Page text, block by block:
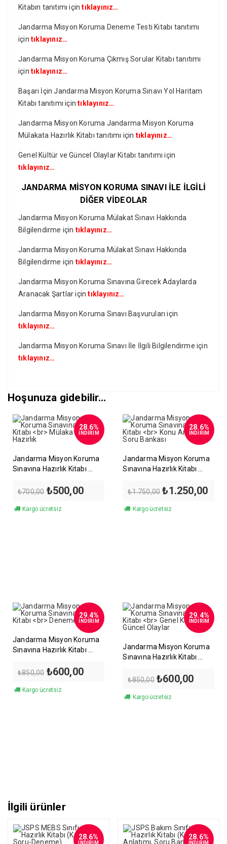
Kitabın tanıtımı içintıklayınız…
Jandarma Misyon Koruma Deneme Testi Kitabı tanıtımı
için tıklayınız…
Jandarma Misyon Koruma Çıkmış Sorular Kitabı tanıtımı
için tıklayınız…
Başarı İçin Jandarma Misyon Koruma Sınavı Yol Haritam
Kitabı tanıtımı içintıklayınız…
Jandarma Misyon Koruma Jandarma Misyon Koruma
Mülakata Hazırlık Kitabı tanıtımı için tıklayınız…
Genel Kültür ve Güncel Olaylar Kitabı tanıtımı için
tıklayınız…
JANDARMA MİSYON KORUMA SINAVI İLE İLGİLİ
DİĞER VİDEOLAR
Jandarma Misyon Koruma Mülakat Sınavı Hakkında
Bilgilendirme için tıklayınız…
Jandarma Misyon Koruma Mülakat Sınavı Hakkında
Bilgilendirme için tıklayınız…
Jandarma Misyon Koruma Sınavına Girecek Adaylarda
Aranacak Şartlar içintıklayınız…
Jandarma Misyon Koruma Sınavı Başvuruları için
tıklayınız…
Jandarma Misyon Koruma Sınavı İle İlgili Bilgilendirme için
tıklayınız…
Hoşunuza gidebilir…
Jandarma Misyon Koruma
Sınavına Hazırlık Kitabı
₺700,00 Orijinal
fiyat:
₺700,00.
₺500,00Şu
28.6%
İNDİRİM
Kargo ücretsiz
Jandarma Misyon Koruma
Sınavına Hazırlık Kitabı
Bankası
₺1.750,00 Orijinal
fiyat:
₺1.750,00.
₺1.250,00Şu
28.6%
İNDİRİM
Kargo ücretsiz
Jandarma Misyon Koruma
Sınavına Hazırlık Kitabı
₺850,00 Orijinal
fiyat:
₺850,00.
₺600,00Şu
29.4%
İNDİRİM
Kargo ücretsiz
Jandarma Misyon Koruma
Sınavına Hazırlık Kitabı
Olaylar
₺850,00 Orijinal
fiyat:
₺850,00.
₺600,00Şu
29.4%
İNDİRİM
Kargo ücretsiz
İlgili ürünler
28.6%
İNDİRİM
28.6%
İNDİRİM